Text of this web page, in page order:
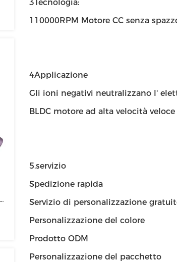
3Tecnologia:
110000RPM Motore CC senza
4Applicazione
Gli ioni negativi neutralizzano l'
BLDC motore ad alta velocità
5.servizio
Spedizione rapida
Servizio di personalizzazione
Personalizzazione del colore
Prodotto ODM
Personalizzazione del pacchetto